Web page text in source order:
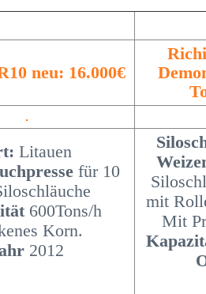
neu: 16.000€
Litauen
für 10
600Tons/h
Korn.
2012
mit
Mit